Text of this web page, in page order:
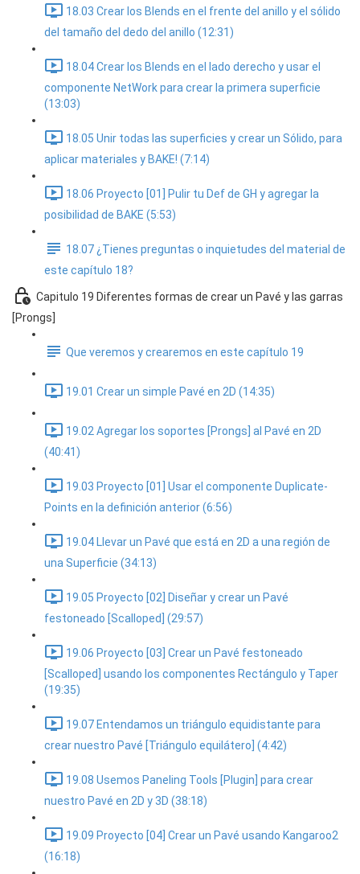
18.03 Crear los Blends en el frente del anillo y el sólido
del tamaño del dedo del anillo (12:31)
18.04 Crear los Blends en el lado derecho y usar el
componente NetWork para crear la primera superficie
(13:03)
18.05 Unir todas las superficies y crear un Sólido, para
aplicar materiales y BAKE! (7:14)
18.06 Proyecto [01] Pulir tu Def de GH y agregar la
posibilidad de BAKE (5:53)
18.07 ¿Tienes preguntas o inquietudes del material de
este capítulo 18?
Capitulo 19 Diferentes formas de crear un Pavé y las garras
[Prongs]
Que veremos y crearemos en este capítulo 19
19.01 Crear un simple Pavé en 2D (14:35)
19.02 Agregar los soportes [Prongs] al Pavé en 2D
(40:41)
19.03 Proyecto [01] Usar el componente Duplicate-
Points en la definición anterior (6:56)
19.04 Llevar un Pavé que está en 2D a una región de
una Superficie (34:13)
19.05 Proyecto [02] Diseñar y crear un Pavé
festoneado [Scalloped] (29:57)
19.06 Proyecto [03] Crear un Pavé festoneado
[Scalloped] usando los componentes Rectángulo y Taper
(19:35)
19.07 Entendamos un triángulo equidistante para
crear nuestro Pavé [Triángulo equilátero] (4:42)
19.08 Usemos Paneling Tools [Plugin] para crear
nuestro Pavé en 2D y 3D (38:18)
19.09 Proyecto [04] Crear un Pavé usando Kangaroo2
(16:18)